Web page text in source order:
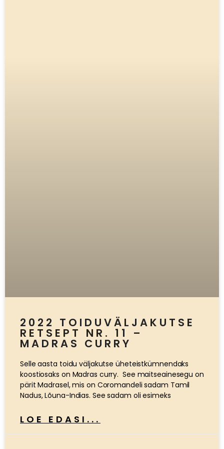
2022 TOIDUVÄLJAKUTSE
RETSEPT NR. 11 –
MADRAS CURRY
Selle aasta toidu väljakutse üheteistkümnendaks
koostiosaks on Madras curry. See maitseainesegu on
pärit Madrasel, mis on Coromandeli sadam Tamil
Nadus, Lõuna-Indias. See sadam oli esimeks
LOE EDASI...